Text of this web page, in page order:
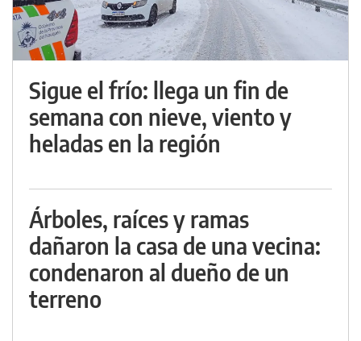
Sigue el frío: llega un fin de
semana con nieve, viento y
heladas en la región
Árboles, raíces y ramas
dañaron la casa de una vecina:
condenaron al dueño de un
terreno